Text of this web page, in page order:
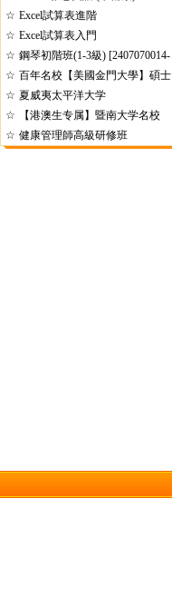
☆ Excel試算表進階
☆ Excel試算表入門
☆ 鋼琴初階班(1-3級) [2407070014-
6]
☆ 百年名校【美國金門大學】碩士
☆ 夏威夷太平洋大学
☆
【港澳生专属】暨南大学名校
☆ 健康管理師高級研修班